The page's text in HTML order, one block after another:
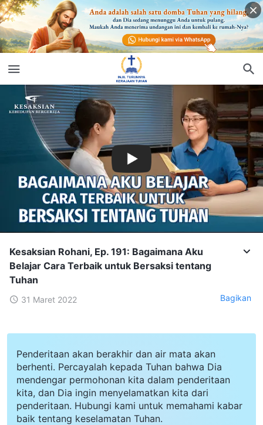
Kesaksian Rohani, Ep. 191: Bagaimana Aku
Belajar Cara Terbaik untuk Bersaksi tentang
Tuhan
31 Maret 2022 Bagikan
Penderitaan akan berakhir dan air mata akan
berhenti. Percayalah kepada Tuhan bahwa Dia
mendengar permohonan kita dalam penderitaan
kita, dan Dia ingin menyelamatkan kita dari
penderitaan. Hubungi kami untuk memahami kabar
baik tentang keselamatan Tuhan.